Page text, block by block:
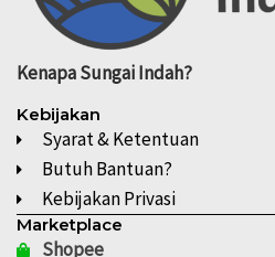
KenapaSungai Indah?
Kebijakan
Syarat & Ketentuan
Butuh Bantuan?
Kebijakan Privasi
Marketplace
Shopee